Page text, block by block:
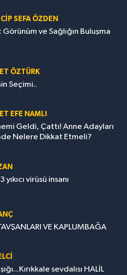
SEFA ÖZDEN
Görünüm ve Sağlığın Buluşma
ÖZTÜRK
Seçimi..
EFE NAMLI
Geldi, Çattı! Anne Adayları
Nelere Dikkat Etmeli?
yıkıcı virüsü insanı
VE KAPLUMBAĞA
sevdalısı HALİL